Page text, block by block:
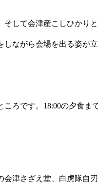
して会津産こしひかり
ながら会場を出る姿が立
ろです。18:00の夕食ま
津さざえ堂、白虎隊自